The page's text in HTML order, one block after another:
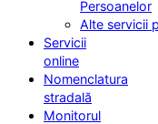
Persoanelor
Alte servicii
Servicii
online
Nomenclatura
stradală
Monitorul